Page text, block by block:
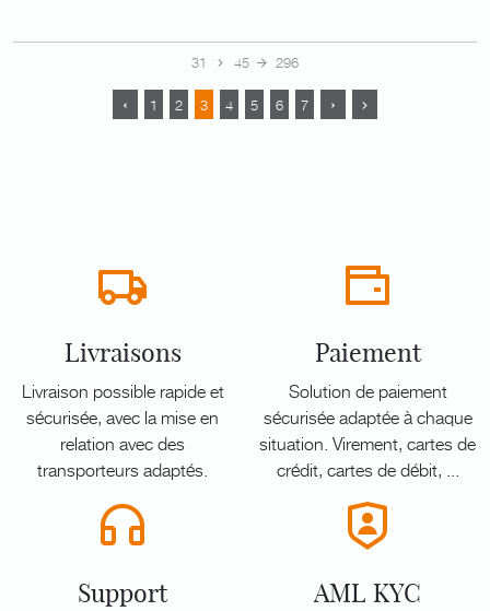
31 45 296
1 2 3 4 5 6 7
Livraisons
Livraison possible rapide et
sécurisée, avec la mise en
relation avec des
transporteurs adaptés.
Paiement
Solution de paiement
sécurisée adaptée à chaque
situation. Virement, cartes de
crédit, cartes de débit, ...
Support AML KYC